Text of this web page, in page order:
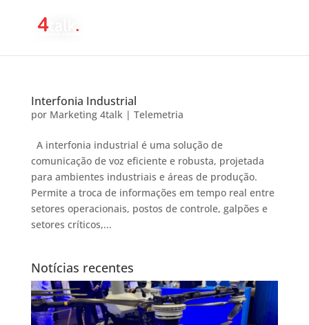
Interfonia Industrial
por Marketing 4talk| Telemetria
A interfonia industrial é uma solução de
comunicação de voz eficiente e robusta, projetada
para ambientes industriais e áreas de produção.
Permite a troca de informações em tempo real entre
setores operacionais, postos de controle, galpões e
setores críticos,...
Notícias recentes